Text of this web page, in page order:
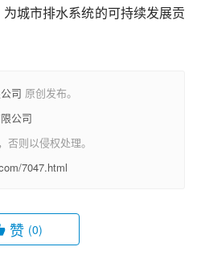
城市排水系统的可持续发展贡
司 原创发布。
公司
则以侵权处理。
7047.html
赞 (0)